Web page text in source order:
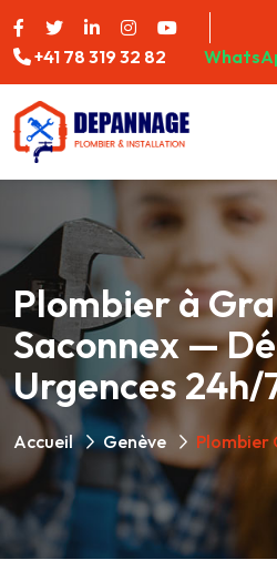
+41 78 319 32 82
Plombier à
Saconnex —
Urgences 24h/
Accueil Genève Plombier